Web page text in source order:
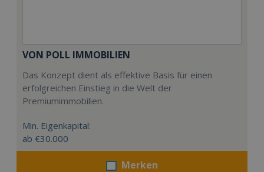
VON POLL IMMOBILIEN
Das Konzept dient als effektive Basis für einen
erfolgreichen Einstieg in die Welt der
Premiumimmobilien.
Min. Eigenkapital:
ab €30.000
Merken